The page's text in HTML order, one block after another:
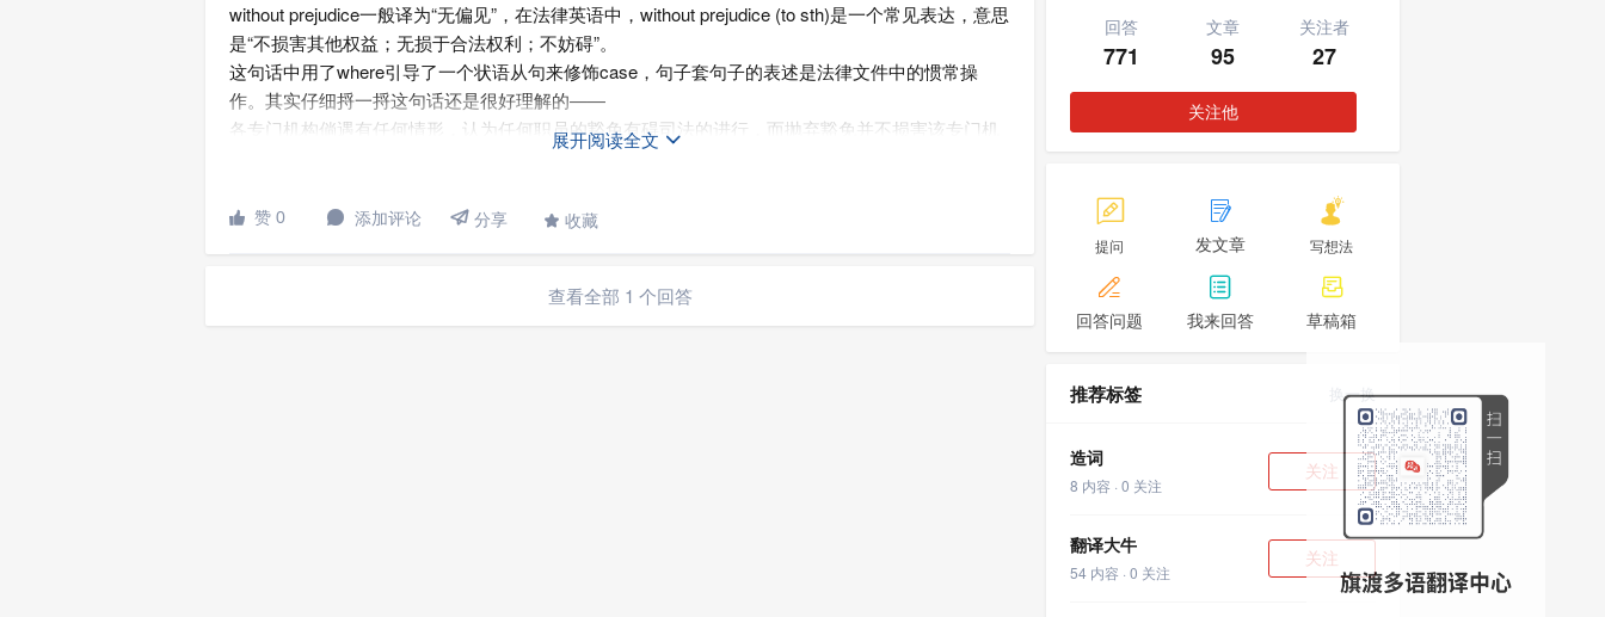
without prejudice一般译为“无偏见”，在法律英语中，without prejudice (to sth)是一个常见表达，意思
是“不损害其他权益；无损于合法权利；不妨碍”。
这句话中用了where引导了一个状语从句来修饰case，句子套句子的表述是法律文件中的惯常操
作。其实仔细捋一捋这句话还是很好理解的——
各专门机构倘遇有任何情形，认为任何职员的豁免有碍司法的进行，而抛弃豁免并不损害该专门机
构的利益时，应有权利和责任抛弃该项豁免。
展开阅读全文 
 赞 0  添加评论  分享  收藏
查看全部 1 个回答
回答
771
文章
95
关注者
27
关注他

提问

发文章

写想法

回答问题

我来回答

草稿箱
推荐标签 换一换
造词
8 内容 · 0 关注
关注
翻译大牛
54 内容 · 0 关注
关注